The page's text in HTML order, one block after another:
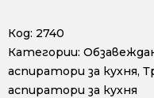
Код: 2740
Категории:
аспиратори за кухня,
аспиратори за кухня